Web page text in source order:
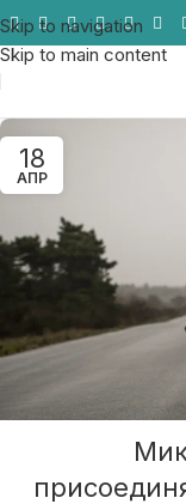
Skip to navigation
Skip to main content
18
АПР